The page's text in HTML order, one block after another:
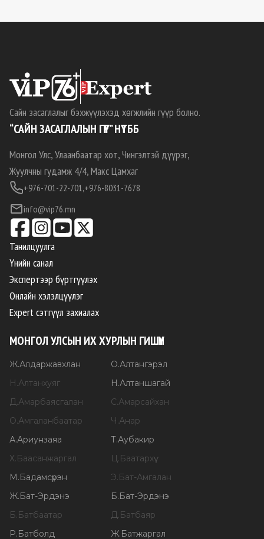
Сайн засаглалыг бэхжүүлэхэд хөгжлийн гүүр болно.
“САЙН ЗАСАГЛАЛЫН ГҮҮР” НҮТББ
Монгол Улс, Улаанбаатар хот, Чингэлтэй дүүрэг,
Жуулчны гудамж 4/4, Макс Цамхаг
+976-701-22-701,+976-8031-7678
info@vip76.mn
Танилцуулга
Үнийн санал
Экспертээр бүртгүүлэх
Онлайн хэлэлцүүлэг
Expert сэтгүүл захиалах
МОНГОЛ УЛСЫН ИХ ХУРЛЫН ГИШҮҮН
Ж.Алдаржавхлан О.Алтангэрэл
Н.Алтанхуяг Н.Алтаншагай
Д.Амарбаясгалан С.Амарсайхан
О.Амгаланбаатар Ч.Анар
А.Ариунзаяа Т.Аубакир
Х.Баасанжаргал Ц.Баатархүү
М.Бадамсүрэн Э.Бат-Амгалан
Ж.Бат-Эрдэнэ Б.Бат-Эрдэнэ
Б.Батбаатар Д.Батбаяр
Р.Батболд Ж.Батжаргал